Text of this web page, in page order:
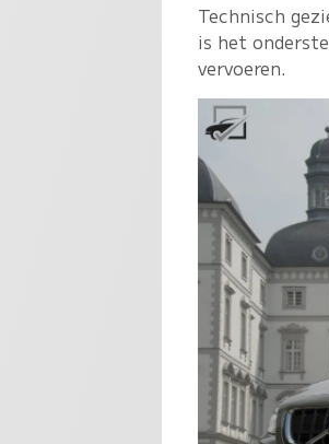
Technisch
is het
vervoeren.